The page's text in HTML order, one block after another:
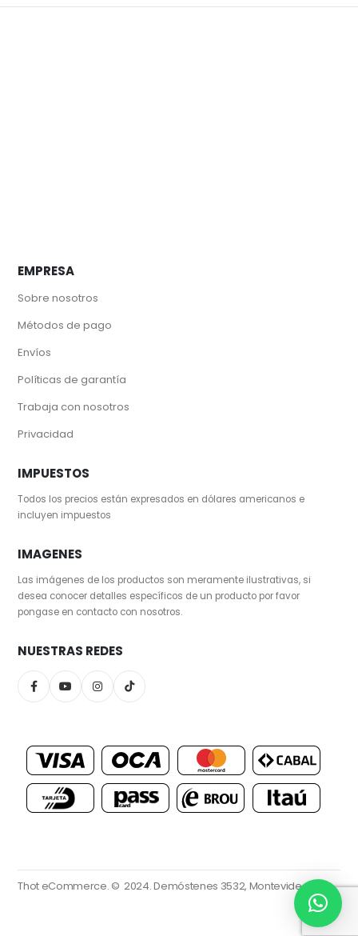
EMPRESA
Sobre nosotros
Métodos de pago
Envíos
Políticas de garantía
Trabaja con nosotros
Privacidad
IMPUESTOS
Todos los precios están expresados en dólares americanos e
incluyen impuestos
IMAGENES
Las imágenes de los productos son meramente ilustrativas, si
desea conocer detalles específicos de un producto por favor
pongase en contacto con nosotros.
NUESTRAS REDES
Thot eCommerce. © 2024.Demóstenes 3532, Montevideo.